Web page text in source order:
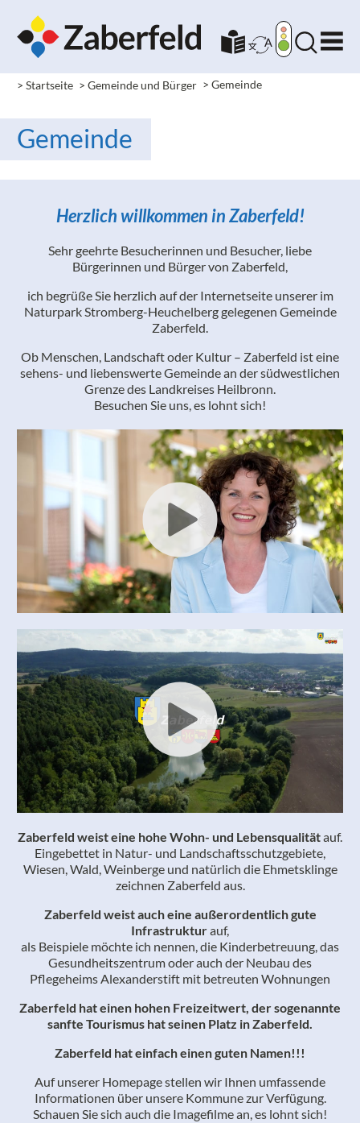
> Startseite > Gemeinde und Bürger > Gemeinde
Gemeinde
Herzlich willkommen in Zaberfeld!
Sehr geehrte Besucherinnen und Besucher, liebe
Bürgerinnen und Bürger von Zaberfeld,
ich begrüße Sie herzlich auf der Internetseite unserer im
Naturpark Stromberg-Heuchelberg gelegenen Gemeinde
Zaberfeld.
Ob Menschen, Landschaft oder Kultur – Zaberfeld ist eine
sehens- und liebenswerte Gemeinde an der südwestlichen
Grenze des Landkreises Heilbronn.
Besuchen Sie uns, es lohnt sich!
Zaberfeld weist eine hohe Wohn- und Lebensqualitätauf.
Eingebettet in Natur- und Landschaftsschutzgebiete,
Wiesen, Wald, Weinberge und natürlich die Ehmetsklinge
zeichnen Zaberfeld aus.
Zaberfeld weist auch eine außerordentlich gute
Infrastrukturauf,
als Beispiele möchte ich nennen, die Kinderbetreuung, das
Gesundheitszentrum oder auch der Neubau des
Pflegeheims Alexanderstift mit betreuten Wohnungen
Zaberfeld hat einen hohen Freizeitwert, der sogenannte
sanfte Tourismus hat seinen Platz in Zaberfeld.
Zaberfeld hat einfach einen guten Namen!!!
Auf unserer Homepage stellen wir Ihnen umfassende
Informationen über unsere Kommune zur Verfügung.
Schauen Sie sich auch die Imagefilme an, es lohnt sich!